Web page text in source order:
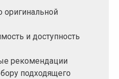
оригинальной
и доступность
рекомендации
подходящего